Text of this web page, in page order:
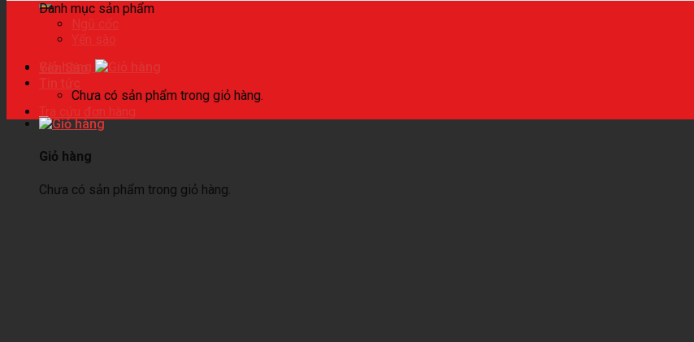
Giỏ hàng
Chưa có sản phẩm trong giỏ hàng.
Giỏ hàng
Chưa có sản phẩm trong giỏ hàng.
Danh mục sản phẩm
Ngũ cốc
Yến sào
Yến Sào
Tin tức
Tra cứu đơn hàng